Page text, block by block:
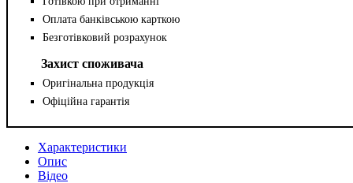
Оплата банківською карткою
Безготівковий розрахунок
Захист споживача
Оригінальна продукція
Офіційна гарантія
Характеристики
Опис
Відео